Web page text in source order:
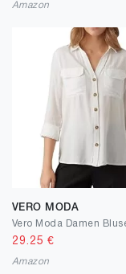
Amazon
VERO MODA
29.25 €
Amazon